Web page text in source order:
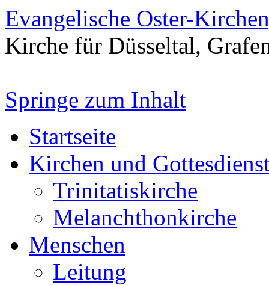
Evangelische Oster-
Kirche für Düsseltal,
Springe zum Inhalt
Startseite
Kirchen und
Trinitatiskirche
Melanchthonkirche
Menschen
Leitung